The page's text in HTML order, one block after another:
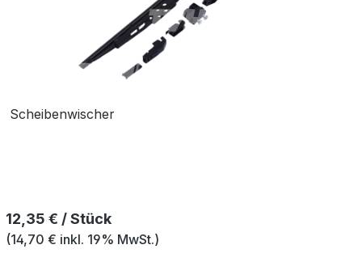
Scheibenwischer
Regulärer Preis:
12,35 € / Stück
(14,70 € inkl. 19% MwSt.)